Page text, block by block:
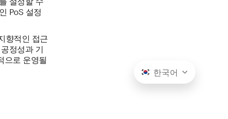
PoS 설정
향적인 접근
정성과 기
으로 운영될
한국어